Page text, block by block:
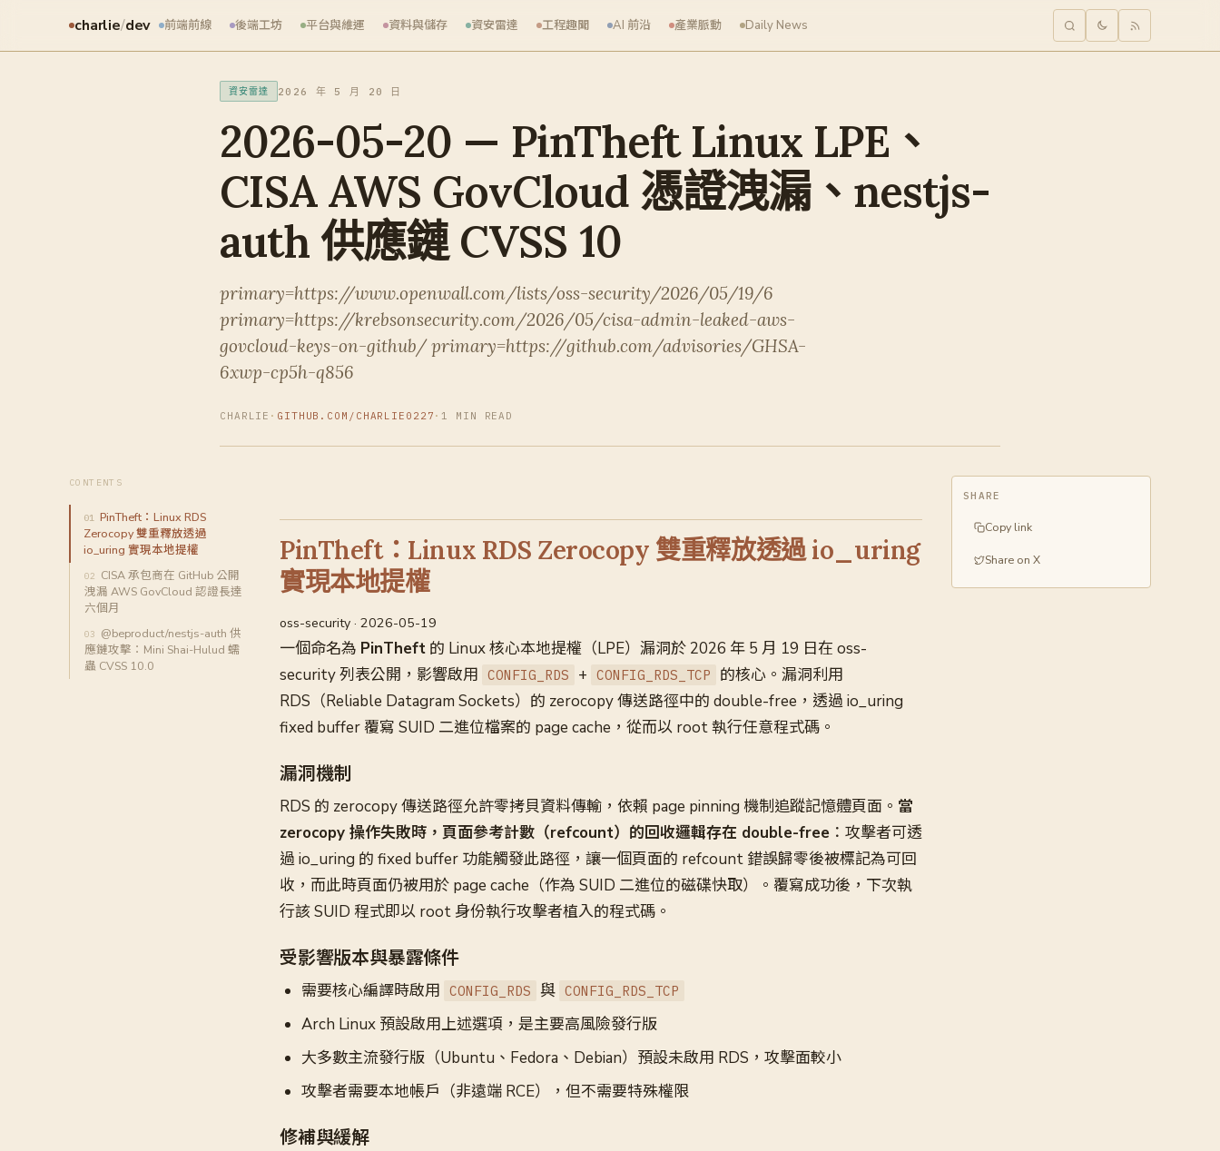
charlie/dev 前端前線 後端工坊 平台與維運 資料與儲存 資安雷達 工程趣聞 AI 前沿 產業脈動 Daily News
資安雷達 2026 年 5 月 20 日
2026-05-20 — PinTheft Linux LPE、
CISA AWS GovCloud 憑證洩漏、nestjs-
auth 供應鏈 CVSS 10
primary=https://www.openwall.com/lists/oss-security/2026/05/19/6
primary=https://krebsonsecurity.com/2026/05/cisa-admin-leaked-aws-
govcloud-keys-on-github/ primary=https://github.com/advisories/GHSA-
6xwp-cp5h-q856
CHARLIE · GITHUB.COM/CHARLIE0227 · 1 MIN READ
CONTENTS
PinTheft：Linux RDS
Zerocopy 雙重釋放透過
io_uring 實現本地提權
CISA 承包商在 GitHub 公開
洩漏 AWS GovCloud 認證長達
六個月
@beproduct/nestjs-auth 供
應鏈攻擊：Mini Shai-Hulud 蠕
蟲 CVSS 10.0
PinTheft：Linux RDS Zerocopy 雙重釋放透過 io_uring
實現本地提權
oss-security · 2026-05-19
一個命名為 PinTheft 的 Linux 核心本地提權（LPE）漏洞於 2026 年 5 月 19 日在 oss-
security 列表公開，影響啟用 CONFIG_RDS + CONFIG_RDS_TCP
的核心。漏洞利用
RDS（Reliable Datagram Sockets）的 zerocopy 傳送路徑中的 double-free，透過 io_uring
fixed buffer 覆寫 SUID 二進位檔案的 page cache，從而以 root 執行任意程式碼。
漏洞機制
RDS 的 zerocopy 傳送路徑允許零拷貝資料傳輸，依賴 page pinning 機制追蹤記憶體頁面。 當
zerocopy 操作失敗時，頁面參考計數（refcount）的回收邏輯存在 double-free ：攻擊者可透
過 io_uring 的 fixed buffer 功能觸發此路徑，讓一個頁面的 refcount 錯誤歸零後被標記為可回
收，而此時頁面仍被用於 page cache（作為 SUID 二進位的磁碟快取）。覆寫成功後，下次執
行該 SUID 程式即以 root 身份執行攻擊者植入的程式碼。
受影響版本與暴露條件
需要核心編譯時啟用 CONFIG_RDS 與 CONFIG_RDS_TCP
Arch Linux 預設啟用上述選項，是主要高風險發行版
大多數主流發行版（Ubuntu、Fedora、Debian）預設未啟用 RDS，攻擊面較小
攻擊者需要本地帳戶（非遠端 RCE），但不需要特殊權限
修補與緩解
SHARE
Copy link
Share on X